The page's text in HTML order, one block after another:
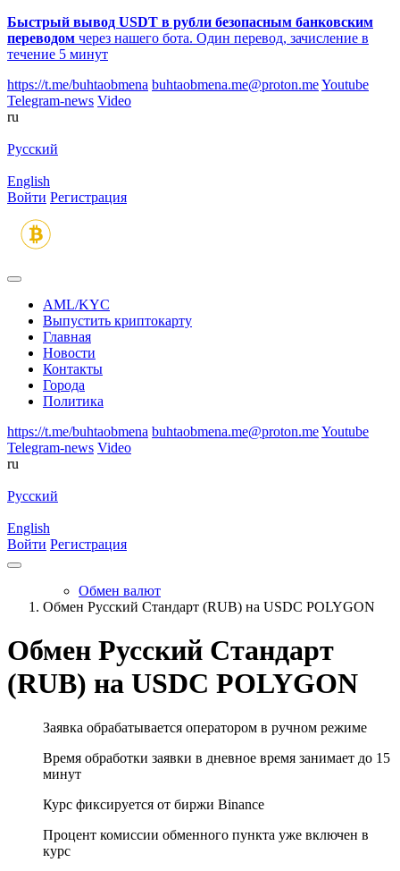
Быстрый вывод USDT в рубли безопасным банковским
переводом через нашего бота. Один перевод, зачисление в
течение 5 минут
https://t.me/buhtaobmena buhtaobmena.me@proton.meYoutube
Telegram-news Video
ru
Русский
English
Войти Регистрация
AML/KYC
Выпустить криптокарту
Главная
Новости
Контакты
Города
Политика
https://t.me/buhtaobmena buhtaobmena.me@proton.meYoutube
Telegram-news Video
ru
Русский
English
Войти Регистрация
Обмен валют
Обмен Русский Стандарт (RUB) на USDC POLYGON
Обмен Русский Стандарт
(RUB) на USDC POLYGON
Заявка обрабатывается оператором в ручном режиме
Время обработки заявки в дневное время занимает до 15
минут
Курс фиксируется от биржи Binance
Процент комиссии обменного пункта уже включен в
курс